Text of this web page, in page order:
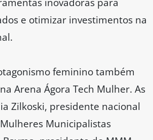
e otimizar investimentos na
feminino também
Arena Ágora Tech Mulher. As
Zilkoski, presidente nacional
Municipalistas